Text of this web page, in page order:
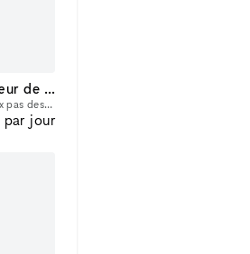
Espace Charmant en plein cœur de l'Ile de Ré
Cet espace situé à Saint Martin, à deux pas des rues du port offre une jolie visibilité. Il vous est proposé en location éphémère afin d’y organiser vos prochains Pop-Up Stores, Showrooms, Cocktails
par jour